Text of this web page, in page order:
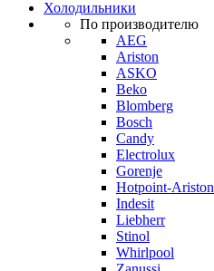
Холодильники
По производителю
AEG
Ariston
ASKO
Beko
Blomberg
Bosch
Candy
Electrolux
Gorenje
Hotpoint-Ariston
Indesit
Liebherr
Stinol
Whirlpool